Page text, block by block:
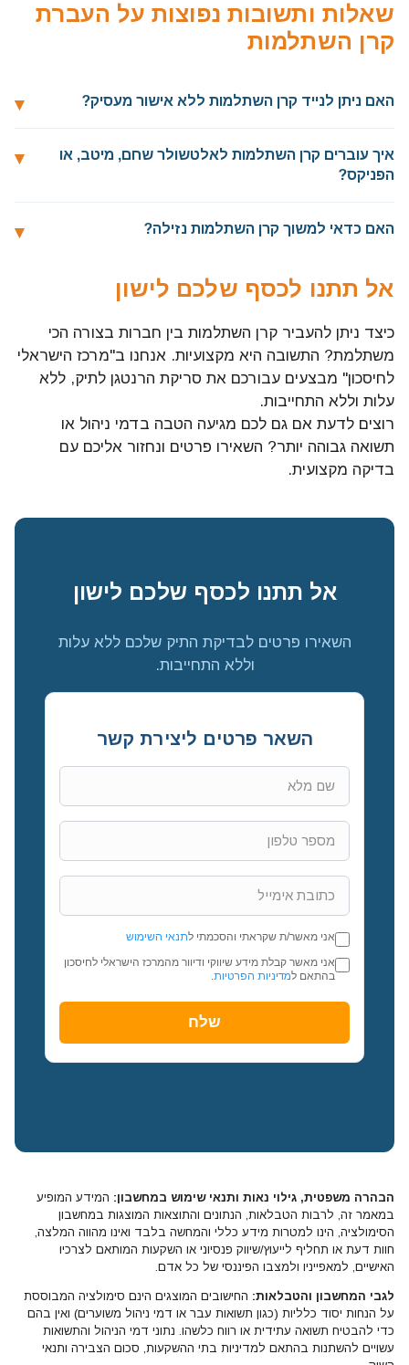
שאלות ותשובות נפוצות על העברת
קרן השתלמות
האם ניתן לנייד קרן השתלמות ללא אישור מעסיק?
איך עוברים קרן השתלמות לאלטשולר שחם, מיטב, או
הפניקס?
האם כדאי למשוך קרן השתלמות נזילה?
אל תתנו לכסף שלכם לישון
כיצד ניתן להעביר קרן השתלמות בין חברות בצורה הכי
משתלמת? התשובה היא מקצועיות. אנחנו ב"מרכז הישראלי
לחיסכון" מבצעים עבורכם את סריקת הרנטגן לתיק, ללא
עלות וללא התחייבות.
רוצים לדעת אם גם לכם מגיעה הטבה בדמי ניהול או
תשואה גבוהה יותר? השאירו פרטים ונחזור אליכם עם
בדיקה מקצועית.
אל תתנו לכסף שלכם לישון
השאירו פרטים לבדיקת התיק שלכם ללא עלות
וללא התחייבות.
השאר פרטים ליצירת קשר
אני מאשר/ת שקראתי והסכמתי לתנאי השימוש
אני מאשר קבלת מידע שיווקי ודיוור מהמרכז הישראלי לחיסכון
בהתאם למדיניות הפרטיות.
הבהרה משפטית, גילוי נאות ותנאי שימוש במחשבון: המידע המופיע
במאמר זה, לרבות הטבלאות, הנתונים והתוצאות המוצגות במחשבון
הסימולציה, הינו למטרות מידע כללי והמחשה בלבד ואינו מהווה המלצה,
חוות דעת או תחליף לייעוץ/שיווק פנסיוני או השקעות המותאם לצרכיו
האישיים, למאפייניו ולמצבו הפיננסי של כל אדם.
לגבי המחשבון והטבלאות: החישובים המוצגים הינם סימולציה המבוססת
על הנחות יסוד כלליות (כגון תשואות עבר או דמי ניהול משוערים) ואין בהם
כדי להבטיח תשואה עתידית או רווח כלשהו. נתוני דמי הניהול והתשואות
עשויים להשתנות בהתאם למדיניות בתי ההשקעות, סכום הצבירה ותנאי